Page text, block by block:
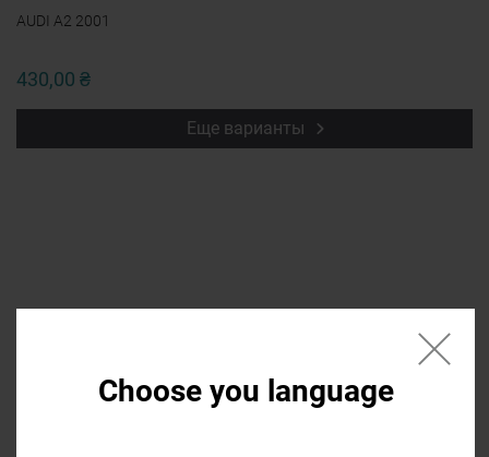
Choose you language
AUDI A2 2001
430,00 ₴
Еще варианты
Если нужной запчасти нет в списке
напишите в форме название, мы
найдем ее и она будет доступна в